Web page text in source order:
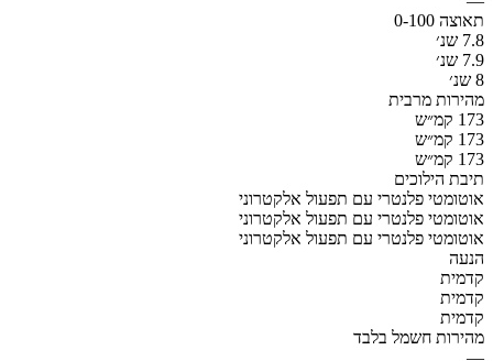
תאוצה 0-100
7.8 שנ׳
7.9 שנ׳
8 שנ׳
מהירות מרבית
173 קמ״ש
173 קמ״ש
173 קמ״ש
תיבת הילוכים
אוטומטי פלנטרי עם תפעול אלקטרוני
אוטומטי פלנטרי עם תפעול אלקטרוני
אוטומטי פלנטרי עם תפעול אלקטרוני
הנעה
קדמית
קדמית
קדמית
מהירות חשמל בלבד
—